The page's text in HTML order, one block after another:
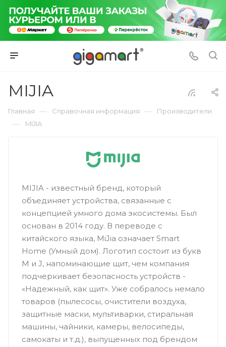
MIJIA
Главная — Справочная информация — Производители
— MIJIA
MIJIA - известный бренд, который
объединяет устройства, связанные с
концепцией умного дома экосистемы. Был
основан в 2014 году. В переводе с
китайского языка, MiJia означает Smart
Home (Умный дом). Логотип состоит из букв
M и J, напоминающие щит, чем компания
подчеркивает безопасность устройств -
«Надежный, как щит». Уже собралось немало
товаров (пылесосы, очистители воздуха,
защитные маски, мультиварки, стиральная
машины, чайники, камеры, велосипеды,
самокаты и т.д.), выпущенных под брендом